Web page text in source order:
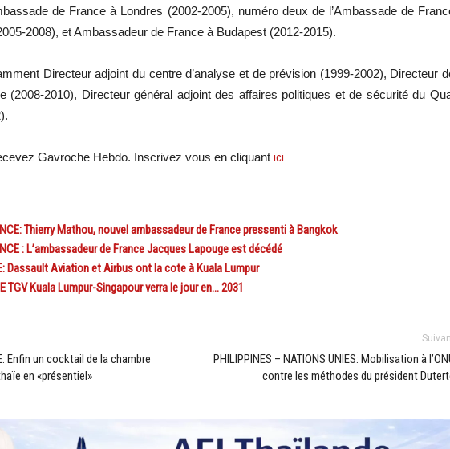
de France à Londres (2002-2005), numéro deux de l’Ambassade de
2008), et Ambassadeur de France à Budapest (2012-2015).
Directeur adjoint du centre d’analyse et de prévision (1999-2002), Directeur
(2008-2010), Directeur général adjoint des affaires politiques et de sécurité du
Gavroche Hebdo. Inscrivez vous en cliquant ici
Thierry Mathou, nouvel ambassadeur de France pressenti à Bangkok
: L’ambassadeur de France Jacques Lapouge est décédé
Dassault Aviation et Airbus ont la cote à Kuala Lumpur
TGV Kuala Lumpur-Singapour verra le jour en… 2031
Enfin un cocktail de la chambre
en «présentiel»
PHILIPPINES – NATIONS UNIES: Mobilisation à
contre les méthodes du président